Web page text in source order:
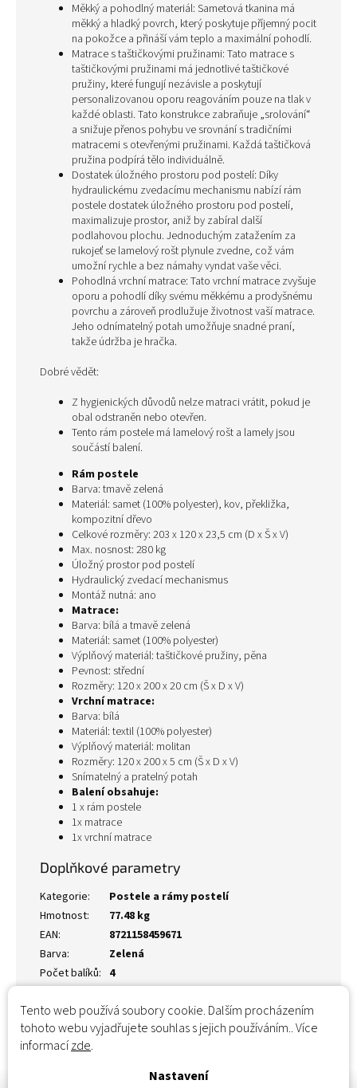
Tento web používá soubory cookie. Dalším procházením
tohoto webu vyjadřujete souhlas s jejich používáním.. Více
informacízde.
Nastavení
Měkký a pohodlný materiál: Sametová tkanina má
měkký a hladký povrch, který poskytuje příjemný pocit
na pokožce a přináší vám teplo a maximální pohodlí.
Matrace s taštičkovými pružinami: Tato matrace s
taštičkovými pružinami má jednotlivé taštičkové
pružiny, které fungují nezávisle a poskytují
personalizovanou oporu reagováním pouze na tlak v
každé oblasti. Tato konstrukce zabraňuje „srolování“
a snižuje přenos pohybu ve srovnání s tradičními
matracemi s otevřenými pružinami. Každá taštičková
pružina podpírá tělo individuálně.
Dostatek úložného prostoru pod postelí: Díky
hydraulickému zvedacímu mechanismu nabízí rám
postele dostatek úložného prostoru pod postelí,
maximalizuje prostor, aniž by zabíral další
podlahovou plochu. Jednoduchým zatažením za
rukojeť se lamelový rošt plynule zvedne, což vám
umožní rychle a bez námahy vyndat vaše věci.
Pohodlná vrchní matrace: Tato vrchní matrace zvyšuje
oporu a pohodlí díky svému měkkému a prodyšnému
povrchu a zároveň prodlužuje životnost vaší matrace.
Jeho odnímatelný potah umožňuje snadné praní,
takže údržba je hračka.
Dobré vědět:
Z hygienických důvodů nelze matraci vrátit, pokud je
obal odstraněn nebo otevřen.
Tento rám postele má lamelový rošt a lamely jsou
součástí balení.
Rám postele
Barva: tmavě zelená
Materiál: samet (100% polyester), kov, překližka,
kompozitní dřevo
Celkové rozměry: 203 x 120 x 23,5 cm (D x Š x V)
Max. nosnost: 280 kg
Úložný prostor pod postelí
Hydraulický zvedací mechanismus
Montáž nutná: ano
Matrace:
Barva: bílá a tmavě zelená
Materiál: samet (100% polyester)
Výplňový materiál: taštičkové pružiny, pěna
Pevnost: střední
Rozměry: 120 x 200 x 20 cm (Š x D x V)
Vrchní matrace:
Barva: bílá
Materiál: textil (100% polyester)
Výplňový materiál: molitan
Rozměry: 120 x 200 x 5 cm (Š x D x V)
Snímatelný a pratelný potah
Balení obsahuje:
1 x rám postele
1x matrace
1x vrchní matrace
Doplňkové parametry
Kategorie:
Postele a rámy postelí
Hmotnost:
77.48 kg
EAN:
8721158459671
Barva:
Zelená
Počet balíků: 4